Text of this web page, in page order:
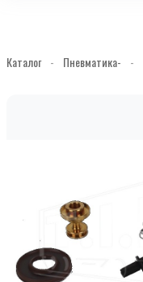
Каталог - Пневматика- -